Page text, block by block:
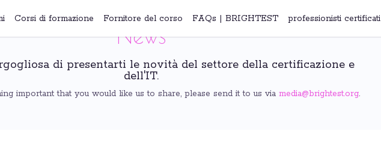
Corsi di formazione Fornitore del corso FAQs | BRIGHTEST professionisti certificati
News
di presentarti le novità del settore della certificazione e
dell'IT.
important that you would like us to share, please send it to us via media@brightest.org.